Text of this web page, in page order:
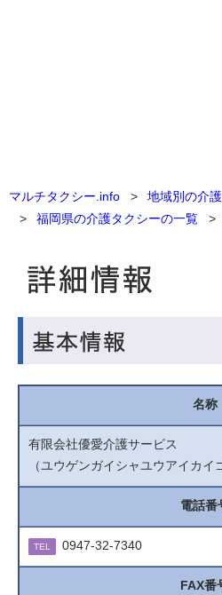
マルチタクシー.info
地域別の介
福岡県の介護タクシーの一覧
名称
有限会社優愛介護サービス
（ユウゲンガイシャユウアイカイ
電話番
TEL 0947-32-7340
FAX番